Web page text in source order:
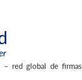
– red global de firmas